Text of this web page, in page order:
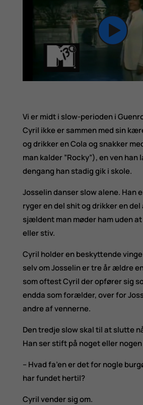
Vi er midt i slow-perioden i
Cyril ikke er sammen med sin
og drikker en Cola og snakker
man kalder ”Rocky”), en ven
dengang han stadig gik i skole.
Josselin danser slow alene. Han
ryger en del shit og drikker en
sjældent man møder ham uden
eller stiv.
Cyril holder en beskyttende
selv om Josselin er tre år ældre
som oftest Cyril der opfører sig
endda som forælder, over for
andre af vennerne.
Den tredje slow skal til at slutte
Han ser stift på noget eller
– Hvad fa’en er det for nogle
har fundet hertil?
Cyril vender sig om.